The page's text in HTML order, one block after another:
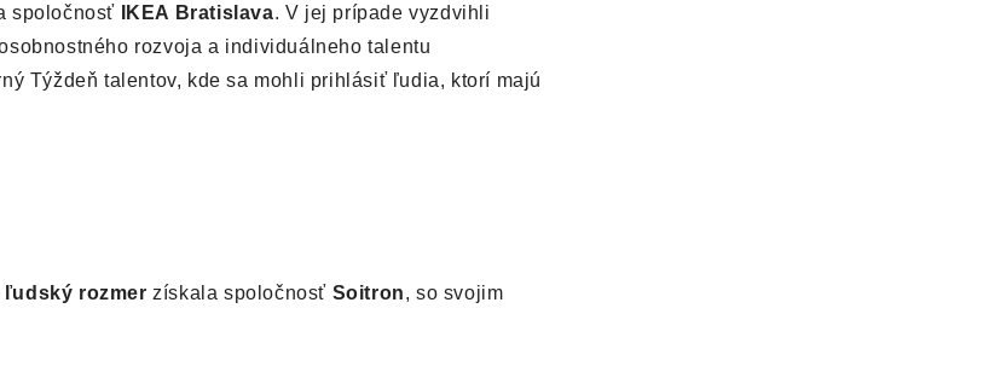
spoločnosť IKEA Bratislava. V jej prípade vyzdvihli
rozvoja a individuálneho talentu
Týždeň talentov, kde sa mohli prihlásiť ľudia, ktorí majú
ľudský rozmer získala spoločnosť Soitron, so svojim